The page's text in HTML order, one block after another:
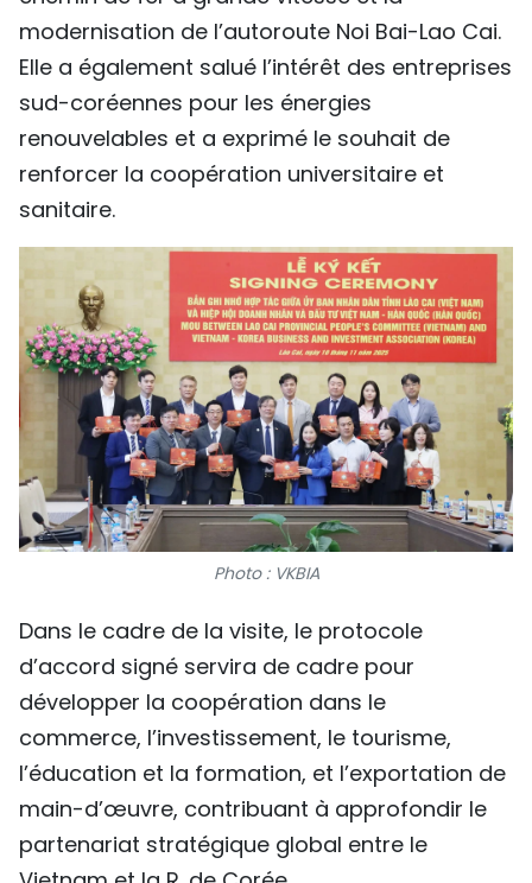
modernisation de l’autoroute Noi Bai-Lao Cai.
Elle a également salué l’intérêt des entreprises
sud-coréennes pour les énergies
renouvelables et a exprimé le souhait de
renforcer la coopération universitaire et
sanitaire.
Photo : VKBIA
Dans le cadre de la visite, le protocole
d’accord signé servira de cadre pour
développer la coopération dans le
commerce, l’investissement, le tourisme,
l’éducation et la formation, et l’exportation de
main-d’œuvre, contribuant à approfondir le
partenariat stratégique global entre le